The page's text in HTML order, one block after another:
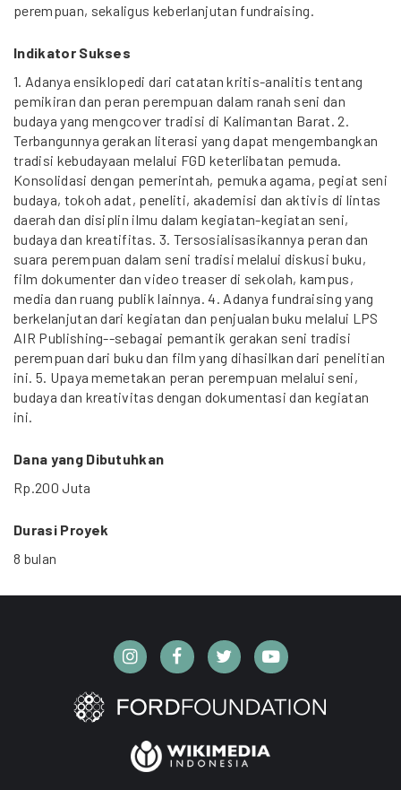
perempuan, sekaligus keberlanjutan fundraising.
Indikator Sukses
1. Adanya ensiklopedi dari catatan kritis-analitis tentang
pemikiran dan peran perempuan dalam ranah seni dan
budaya yang mengcover tradisi di Kalimantan Barat. 2.
Terbangunnya gerakan literasi yang dapat mengembangkan
tradisi kebudayaan melalui FGD keterlibatan pemuda.
Konsolidasi dengan pemerintah, pemuka agama, pegiat seni
budaya, tokoh adat, peneliti, akademisi dan aktivis di lintas
daerah dan disiplin ilmu dalam kegiatan-kegiatan seni,
budaya dan kreatifitas. 3. Tersosialisasikannya peran dan
suara perempuan dalam seni tradisi melalui diskusi buku,
film dokumenter dan video treaser di sekolah, kampus,
media dan ruang publik lainnya. 4. Adanya fundraising yang
berkelanjutan dari kegiatan dan penjualan buku melalui LPS
AIR Publishing--sebagai pemantik gerakan seni tradisi
perempuan dari buku dan film yang dihasilkan dari penelitian
ini. 5. Upaya memetakan peran perempuan melalui seni,
budaya dan kreativitas dengan dokumentasi dan kegiatan
ini.
Dana yang Dibutuhkan
Rp.200 Juta
Durasi Proyek
8 bulan